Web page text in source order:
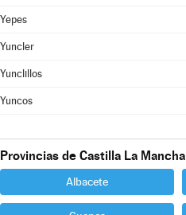
Yepes
Yuncler
Yunclillos
Yuncos
Provincias de Castilla La Mancha
Albacete